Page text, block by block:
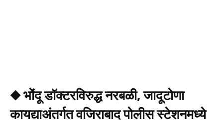
◆ भोंदू डॉक्टरविरुद्ध नरबळी, जादूटोणा
कायद्याअंतर्गत वजिराबाद पोलीस स्टेशनमध्ये